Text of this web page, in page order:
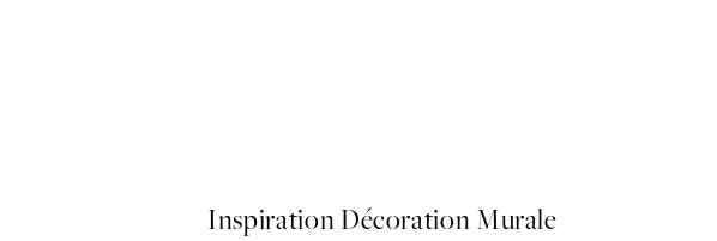
Inspiration Décoration Murale